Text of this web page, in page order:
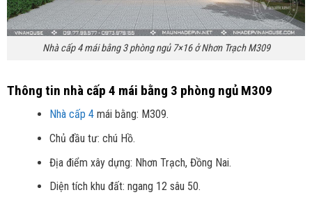
Nhà cấp 4 mái bằng 3 phòng ngủ 7×16 ở Nhơn Trạch M309
Thông tin nhà cấp 4 mái bằng 3 phòng ngủ M309
Nhà cấp 4mái bằng: M309.
Chủ đầu tư: chú Hồ.
Địa điểm xây dựng: Nhơn Trạch, Đồng Nai.
Diện tích khu đất: ngang 12 sâu 50.